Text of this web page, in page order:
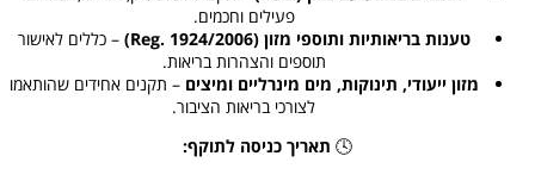
פעילים וחכמים.
טענות בריאותיות ותוספי מזון (Reg. 1924/2006)
– כללים לאישור
תוספים והצהרות בריאות.
מזון ייעודי, תינוקות, מים מינרליים ומיצים – תקנים אחידים שהותאמו
לצורכי בריאות הציבור.
🕓 תאריך כניסה לתוקף: